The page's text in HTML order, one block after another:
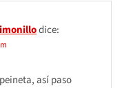
dice:
así paso